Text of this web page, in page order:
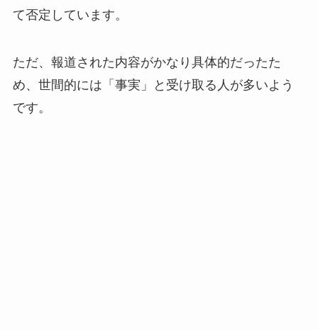
て否定しています。
ただ、報道された内容がかなり具体的だったた
め、世間的には「事実」と受け取る人が多いよう
です。